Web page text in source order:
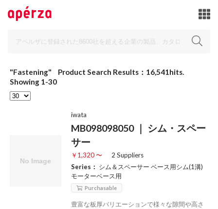
"Fastening"
Product Search Results：16,541hits.
Showing 1-30
iwata
MB098098050 ｜ シム・スペー
サー
￥1,320 〜
2 Suppliers
Series： シム＆スペーサー ベース用シム(1溝)
モーターベース用
Purchasable
豊富な板厚バリエーションで様々な隙間や高さ